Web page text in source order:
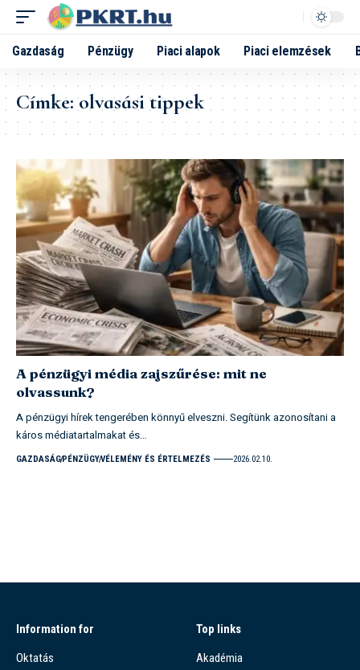
Gazdaság Pénzügy Piaci alapok Piaci elemzések
Címke:olvasási tippek
A pénzügyi média zajszűrése: mit ne
olvassunk?
A pénzügyi hírek tengerében könnyű elveszni. Segítünk azonosítani a
káros médiatartalmakat és…
GAZDASÁGPÉNZÜGYVÉLEMÉNY ÉS ÉRTELMEZÉS 2026.02.10.
Information for
Oktatás
Top links
Akadémia